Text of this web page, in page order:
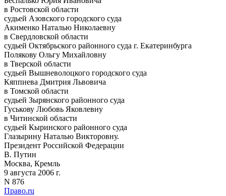
в Ростовской области
судьей Азовского городского суда
Акименко Наталью Николаевну
в Свердловской области
судьей Октябрьского районного суда г. Екатеринбурга
Полякову Ольгу Михайловну
в Тверской области
судьей Вышневолоцкого городского суда
Кяппиева Дмитрия Львовича
в Томской области
судьей Зырянского районного суда
Гуськову Любовь Яковлевну
в Читинской области
судьей Кыринского районного суда
Глазырину Наталью Викторовну.
Президент Российской Федерации
В. Путин
Москва, Кремль
9 августа 2006 г.
N 876
Право.ru